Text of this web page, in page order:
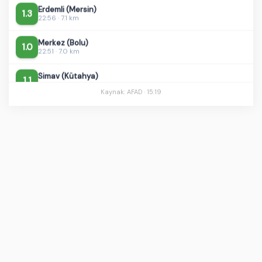
1.3 22:56 · 7.1 km
1.0 22:51 · 7.0 km
1.1 22:47 · 7.2 km
Battalgazi (Malatya)
Kaynak: AFAD · 15:19